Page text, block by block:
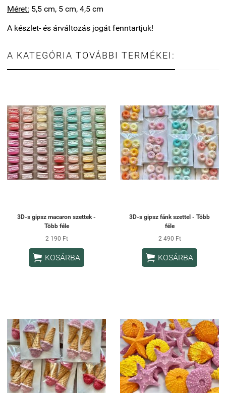
Méret: 5,5 cm, 5 cm, 4,5 cm
A készlet- és árváltozás jogát fenntartjuk!
A KATEGÓRIA TOVÁBBI TERMÉKEI:
3D-s gipsz macaron szettek -
Több féle
2 190 Ft
 KOSÁRBA
3D-s gipsz fánk szettel - Több
féle
2 490 Ft
 KOSÁRBA